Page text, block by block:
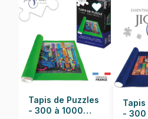
Nombre de pièces
Dimensions 68
Tapis de Puzzles
- 300 à 1000
Tapis
- 300